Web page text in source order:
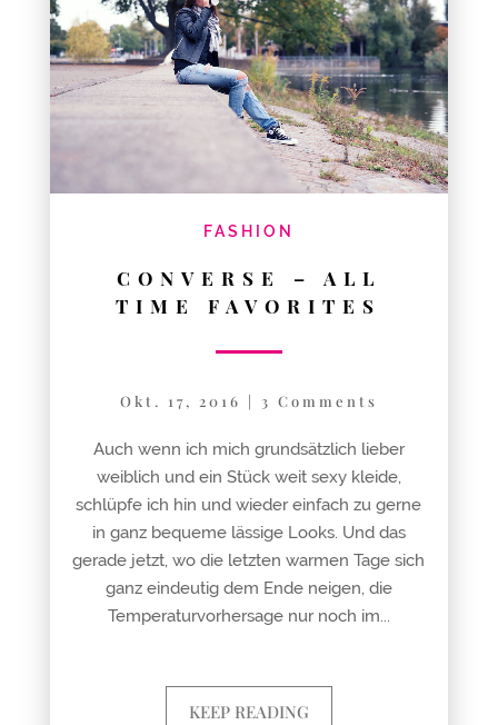
FASHION
CONVERSE – ALL
TIME FAVORITES
Okt. 17, 2016 | 3 Comments
Auch wenn ich mich grundsätzlich lieber
weiblich und ein Stück weit sexy kleide,
schlüpfe ich hin und wieder einfach zu gerne
in ganz bequeme lässige Looks. Und das
gerade jetzt, wo die letzten warmen Tage sich
ganz eindeutig dem Ende neigen, die
Temperaturvorhersage nur noch im...
KEEP READING